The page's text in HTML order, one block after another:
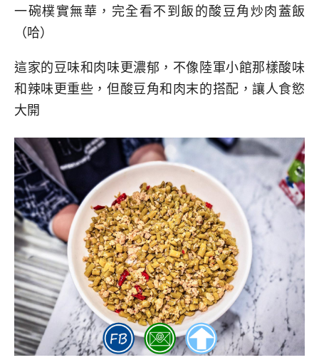
一碗樸實無華，完全看不到飯的酸豆角炒肉蓋飯
（哈）
這家的豆味和肉味更濃郁，不像陸軍小館那樣酸味
和辣味更重些，但酸豆角和肉末的搭配，讓人食慾
大開